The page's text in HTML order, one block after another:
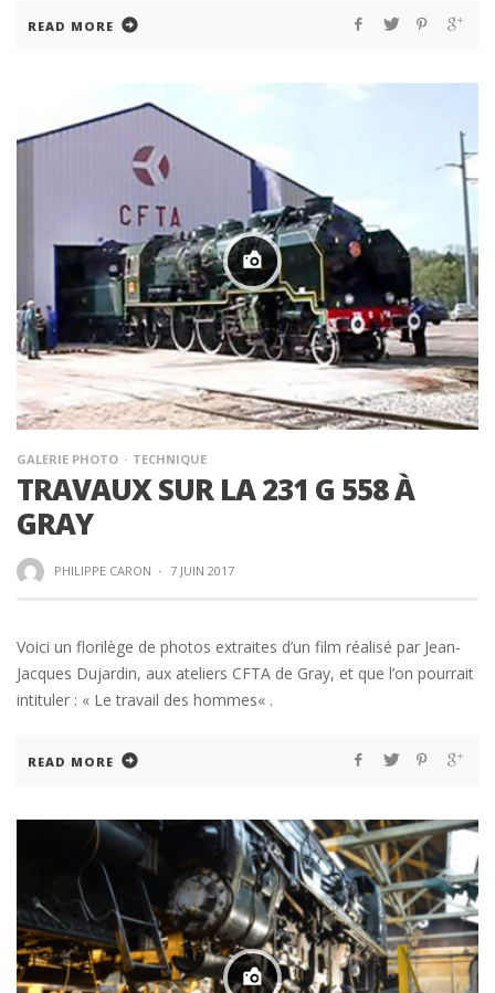
READ MORE
GALERIE PHOTO TECHNIQUE
TRAVAUX SUR LA 231 G 558 À
GRAY
PHILIPPE CARON · 7 JUIN 2017
Voici un florilège de photos extraites d’un film réalisé par Jean-
Jacques Dujardin, aux ateliers CFTA de Gray, et que l’on pourrait
intituler : « Le travail des hommes« .
READ MORE